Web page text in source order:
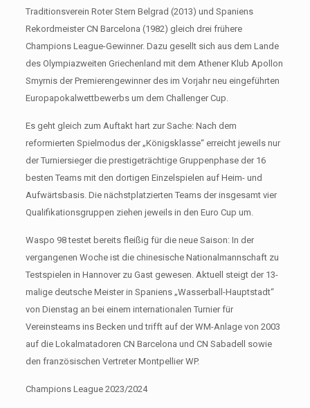
Traditionsverein Roter Stern Belgrad (2013) und Spaniens
Rekordmeister CN Barcelona (1982) gleich drei frühere
Champions League-Gewinner. Dazu gesellt sich aus dem Lande
des Olympiazweiten Griechenland mit dem Athener Klub Apollon
Smyrnis der Premierengewinner des im Vorjahr neu eingeführten
Europapokalwettbewerbs um dem Challenger Cup.
Es geht gleich zum Auftakt hart zur Sache: Nach dem
reformierten Spielmodus der „Königsklasse“ erreicht jeweils nur
der Turniersieger die prestigeträchtige Gruppenphase der 16
besten Teams mit den dortigen Einzelspielen auf Heim- und
Aufwärtsbasis. Die nächstplatzierten Teams der insgesamt vier
Qualifikationsgruppen ziehen jeweils in den Euro Cup um.
Waspo 98 testet bereits fleißig für die neue Saison: In der
vergangenen Woche ist die chinesische Nationalmannschaft zu
Testspielen in Hannover zu Gast gewesen. Aktuell steigt der 13-
malige deutsche Meister in Spaniens „Wasserball-Hauptstadt“
von Dienstag an bei einem internationalen Turnier für
Vereinsteams ins Becken und trifft auf der WM-Anlage von 2003
auf die Lokalmatadoren CN Barcelona und CN Sabadell sowie
den französischen Vertreter Montpellier WP.
Champions League 2023/2024